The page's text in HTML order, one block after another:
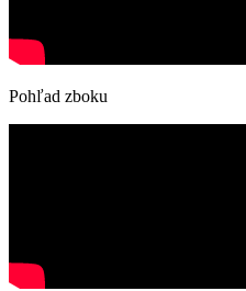
Pohľad zboku